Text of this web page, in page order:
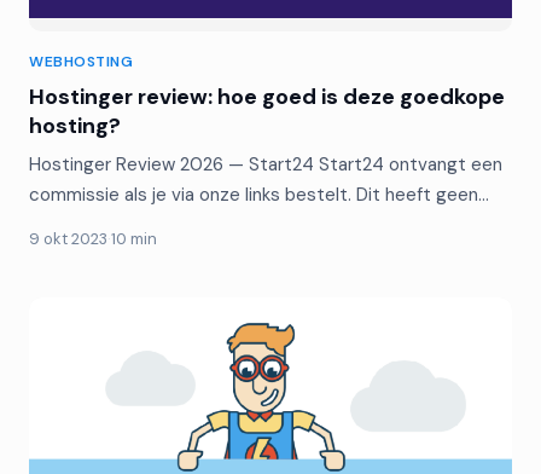
WEBHOSTING
Hostinger review: hoe goed is deze goedkope
hosting?
Hostinger Review 2026 — Start24 Start24 ontvangt een
commissie als je via onze links bestelt. Dit heeft geen…
9 okt 2023·10 min